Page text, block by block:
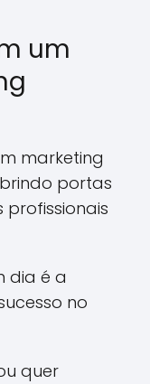
um
marketing
portas
dia é a
no
quer